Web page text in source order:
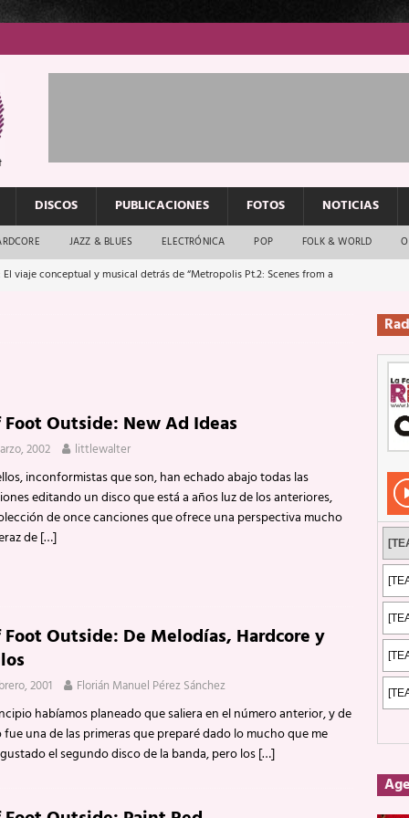
DISCOS PUBLICACIONES FOTOS NOTICIAS
JAZZ & BLUES ELECTRÓNICA POP FOLK & WORLD
El viaje conceptual y musical detrás de “Metropolis Pt.2: Scenes from a
que van a escucharte te saludan
certificados
ENTREVISTAS
2 de mayo de 2026 en Fuengirola
Su ‘aullido’ retumbó ferozmente en Fuengirola.
REPORTAJES
La historia de Nintendo Vol. 2 PUBLICACIONES
Foot Outside: New Ad Ideas
2002 littlewalter
inconformistas que son, han echado abajo todas las
editando un disco que está a años luz de los anteriores,
de once canciones que ofrece una perspectiva mucho
de[…]
Foot Outside: De Melodías, Hardcore y
2001 Florián Manuel Pérez Sánchez
habíamos planeado que saliera en el número anterior, y de
fue una de las primeras que preparé dado lo mucho que me
el segundo disco de la banda, pero los[…]